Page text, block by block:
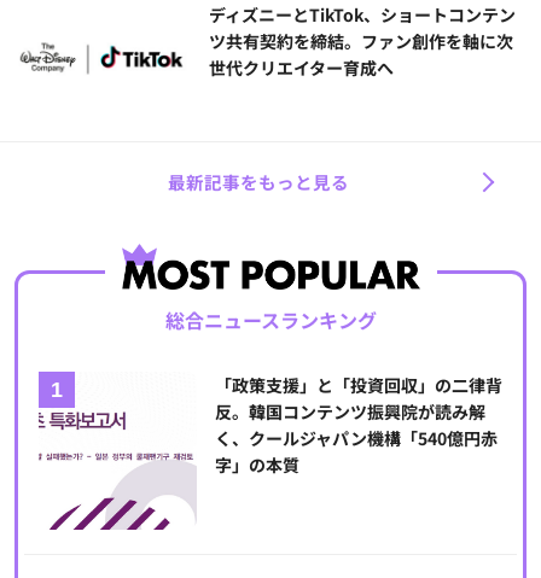
ディズニーとTikTok、ショートコンテン
ツ共有契約を締結。ファン創作を軸に次
世代クリエイター育成へ
最新記事をもっと見る
総合ニュースランキング
「政策支援」と「投資回収」の二律背
反。韓国コンテンツ振興院が読み解
く、クールジャパン機構「540億円赤
字」の本質